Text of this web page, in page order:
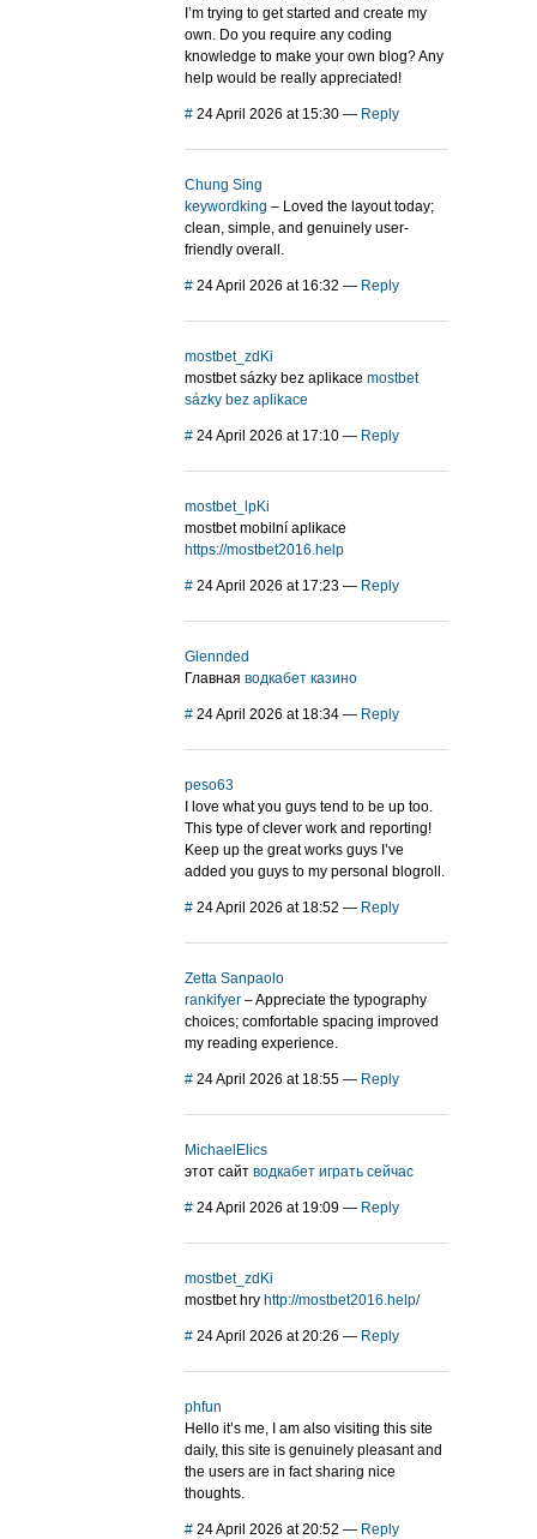
I’m trying to get started and create my
own. Do you require any coding
knowledge to make your own blog? Any
help would be really appreciated!
# 24 April 2026 at 15:30 — Reply
Chung Sing
keywordking – Loved the layout today;
clean, simple, and genuinely user-
friendly overall.
# 24 April 2026 at 16:32 — Reply
mostbet_zdKi
mostbet sázky bez aplikace mostbet
sázky bez aplikace
# 24 April 2026 at 17:10 — Reply
mostbet_lpKi
mostbet mobilní aplikace
https://mostbet2016.help
# 24 April 2026 at 17:23 — Reply
Glennded
Главная водкабет казино
# 24 April 2026 at 18:34 — Reply
peso63
I love what you guys tend to be up too.
This type of clever work and reporting!
Keep up the great works guys I’ve
added you guys to my personal blogroll.
# 24 April 2026 at 18:52 — Reply
Zetta Sanpaolo
rankifyer – Appreciate the typography
choices; comfortable spacing improved
my reading experience.
# 24 April 2026 at 18:55 — Reply
MichaelElics
этот сайт водкабет играть сейчас
# 24 April 2026 at 19:09 — Reply
mostbet_zdKi
mostbet hry http://mostbet2016.help/
# 24 April 2026 at 20:26 — Reply
phfun
Hello it’s me, I am also visiting this site
daily, this site is genuinely pleasant and
the users are in fact sharing nice
thoughts.
# 24 April 2026 at 20:52 — Reply